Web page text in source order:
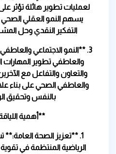
لعمليات تطوير هائلة تؤثر على
يسهم النمو العقلي
التفكير النقدي وحل
3. **النمو الاجتماعي
والعاطفي تطوير المهارات
والتعاون والتفاعل مع
والعاطفي الصحي على بناء
بالنفس وتحقيق
**أهمية
1. **تعزيز الصحة
الرياضية المنتظمة في